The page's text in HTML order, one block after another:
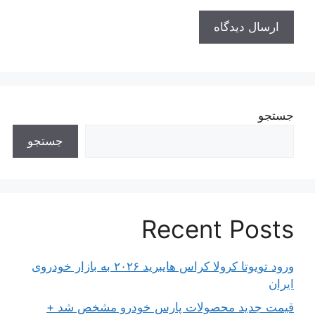
جستجو
جستجو
Recent Posts
ورود تویوتا کرولا کراس هایبرید ۲۰۲۶ به بازار خودروی
ایران
قیمت جدید محصولات پارس خودرو مشخص شد +